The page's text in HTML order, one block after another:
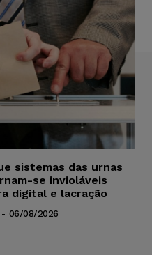
sistemas das urnas
se invioláveis
digital e lacração
- 06/08/2026